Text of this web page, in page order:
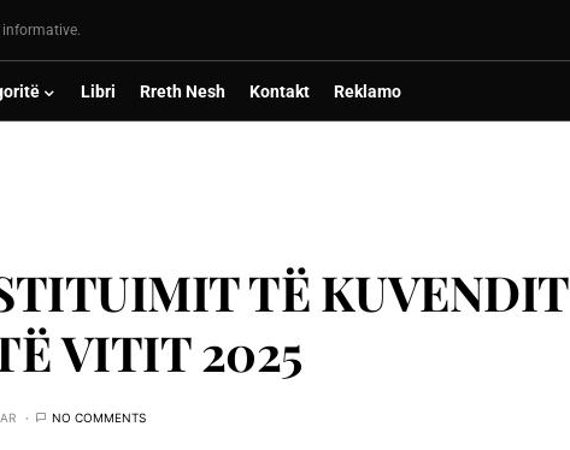
informative.
Libri Rreth Nesh Kontakt Reklamo
TЁ KUVENDIT
VITIT 2025
NO COMMENTS